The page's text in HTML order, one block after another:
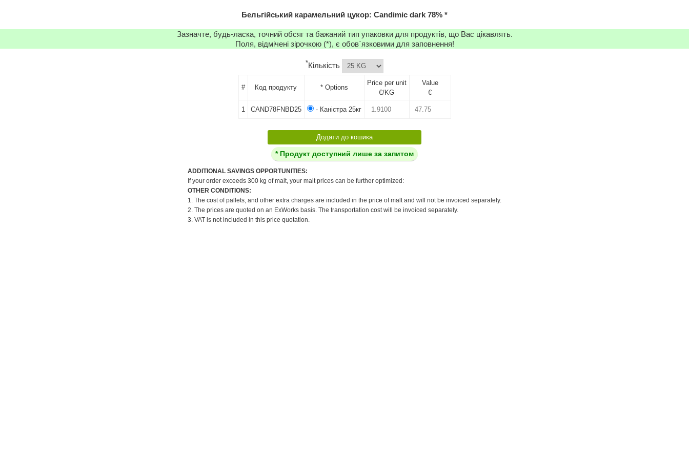
Бельгійський карамельний цукор: Candimic dark 78% *
Зазначте, будь-ласка, точний обсяг та бажаний тип упаковки для продуктів, що Вас цікавлять.
Поля, відмічені зірочкою (*), є обов`язковими для заповнення!
*Кількість
# Код продукту * Options
Price per unit
€/KG
Value
€
1 CAND78FNBD25 - Каністра 25кг
* Продукт доступний лише за запитом
ADDITIONAL SAVINGS OPPORTUNITIES:
If your order exceeds 300 kg of malt, your malt prices can be further optimized:
OTHER CONDITIONS:
1. The cost of pallets, and other extra charges are included in the price of malt and will not be invoiced separately.
2. The prices are quoted on an ExWorks basis. The transportation cost will be invoiced separately.
3. VAT is not included in this price quotation.